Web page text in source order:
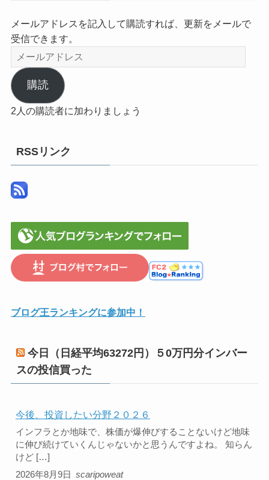
メールアドレスを記入して購読すれば、更新をメールで
受信できます。
メ
ー
ル
ア
ド
購読
2人の購読者に加わりましょう
RSSリンク
ブログ王ランキングに参加中！
今日（日経平均63272円）５0万円分インバー
スの投信買った
今後、投資したい分野２０２６
2026年8月9日
インフラとか地味で、株価が爆伸びすることないけど地味
に伸び続けていくんじゃないかと思うんですよね。 知らん
けど […]
scaripoweat